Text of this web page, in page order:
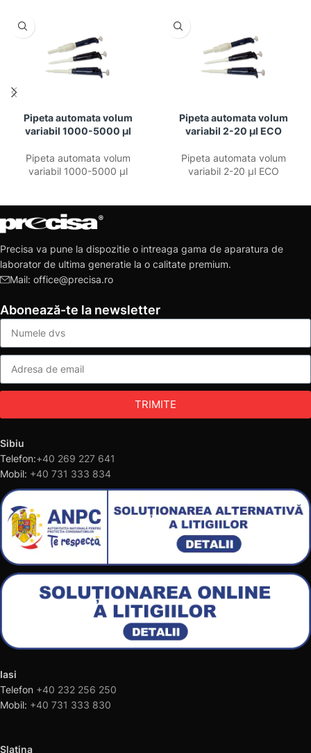
Pipeta automata volum
variabil 1000-5000 µl
Pipeta automata volum
variabil 1000-5000 µl
Pipeta automata volum
variabil 2-20 µl ECO
Pipeta automata volum
variabil 2-20 µl ECO
Precisa va pune la dispozitie o intreaga gama de aparatura de
laborator de ultima generatie la o calitate premium.
Mail: office@precisa.ro
Abonează-te la newsletter
TRIMITE
Sibiu
Telefon:+40 269 227 641
Mobil: +40 731 333 834
Iasi
Telefon +40 232 256 250
Mobil: +40 731 333 830
Slatina